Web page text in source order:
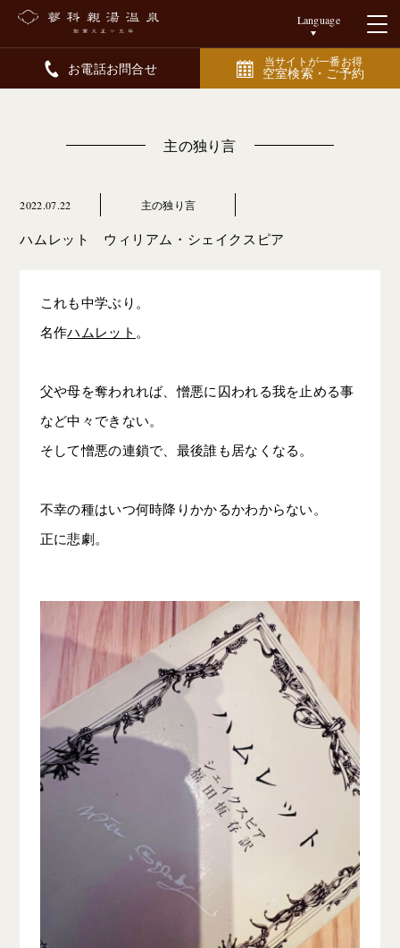
Language
お電話お問合せ 当サイトが一番お得
空室検索・ご予約
主の独り言
2022.07.22 主の独り言
ハムレット ウィリアム・シェイクスピア
これも中学ぶり。
名作ハムレット 。
父や母を奪われれば、憎悪に囚われる我を止める事
など中々できない。
そして憎悪の連鎖で、最後誰も居なくなる。
不幸の種はいつ何時降りかかるかわからない。
正に悲劇。